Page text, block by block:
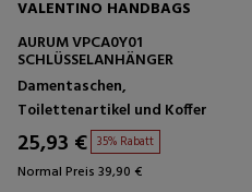
VALENTINO HANDBAGS
AURUM VPCA0Y01
SCHLÜSSELANHÄNGER
Damentaschen,
Toilettenartikel und Koffer
25,93 € 35% Rabatt
Normal Preis 39,90 €